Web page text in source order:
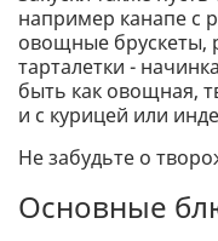
например канапе с
овощные брускеты,
тарталетки -
быть как овощная,
и с курицей или
Не забудьте о
Основные